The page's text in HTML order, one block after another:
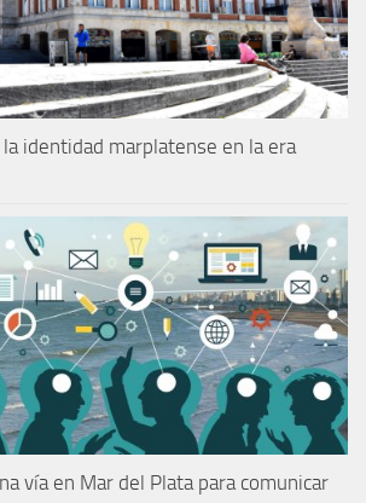
identidad marplatense en la era
vía en Mar del Plata para comunicar